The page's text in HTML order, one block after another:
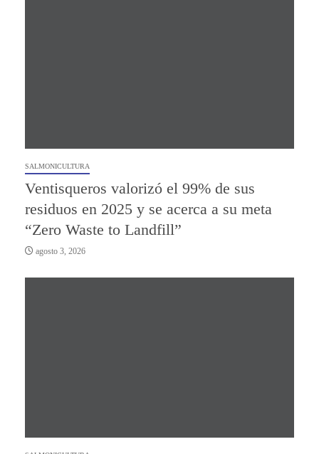
SALMONICULTURA
Ventisqueros valorizó el 99% de sus
residuos en 2025 y se acerca a su meta
“Zero Waste to Landfill”
agosto 3, 2026